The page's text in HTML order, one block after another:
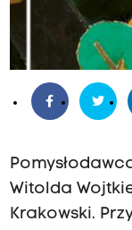
Witolda
Krakowski.